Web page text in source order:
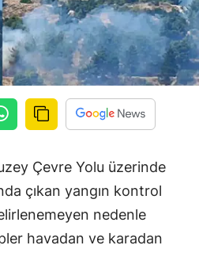
Çevre Yolu üzerinde
çıkan yangın kontrol
nedenle
havadan ve karadan